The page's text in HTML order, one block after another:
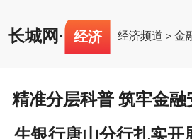
长城网· 经济 经济频道 >金
精准分层科普 筑牢金
生银行唐山分行扎实开